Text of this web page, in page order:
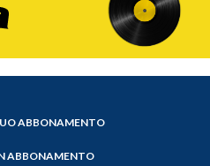
ABBONAMENTO
ABBONAMENTO